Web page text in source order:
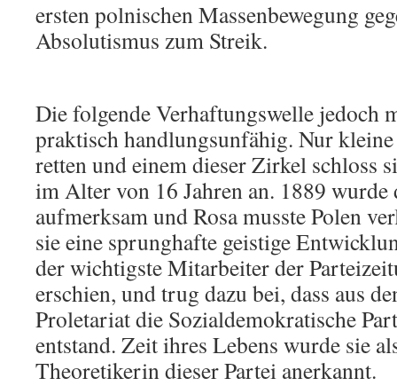
ersten polnischen Massenbewegung
Absolutismus zum Streik.
Die folgende Verhaftungswelle jedoch
praktisch handlungsunfähig. Nur
retten und einem dieser Zirkel schloss
im Alter von 16 Jahren an. 1889 wurde
aufmerksam und Rosa musste Polen
sie eine sprunghafte geistige
der wichtigste Mitarbeiter der
erschien, und trug dazu bei, dass aus
Proletariat die Sozialdemokratische
entstand. Zeit ihres Lebens wurde sie
Theoretikerin dieser Partei anerkannt.